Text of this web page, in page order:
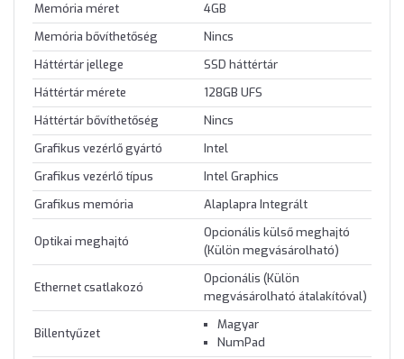
Memória méret
4GB
Memória bővíthetőség
Nincs
Háttértár jellege
SSD háttértár
Háttértár mérete
128GB UFS
Háttértár bővíthetőség
Nincs
Grafikus vezérlő gyártó
Intel
Grafikus vezérlő típus
Intel Graphics
Grafikus memória
Alaplapra Integrált
Optikai meghajtó
Opcionális külső meghajtó
(Külön megvásárolható)
Ethernet csatlakozó
Opcionális (Külön
megvásárolható átalakítóval)
Billentyűzet
Magyar
NumPad